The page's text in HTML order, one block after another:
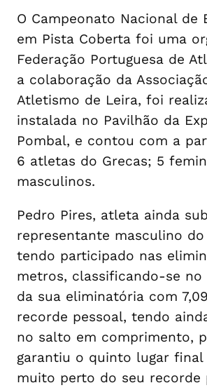
O Campeonato Nacional de
em Pista Coberta foi uma
Federação Portuguesa de
a colaboração da
Atletismo de Leira, foi
instalada no Pavilhão da
Pombal, e contou com a
6 atletas do Grecas; 5
masculinos.
Pedro Pires, atleta ainda
representante masculino do
tendo participado nas
metros, classificando-se
da sua eliminatória com
recorde pessoal, tendo
no salto em comprimento,
garantiu o quinto lugar final
muito perto do seu recorde